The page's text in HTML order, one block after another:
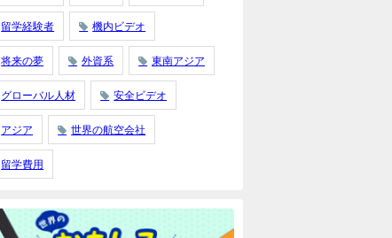
留学経験者 機内ビデオ
将来の夢 外資系 東南アジア
グローバル人材 安全ビデオ
アジア 世界の航空会社
留学費用